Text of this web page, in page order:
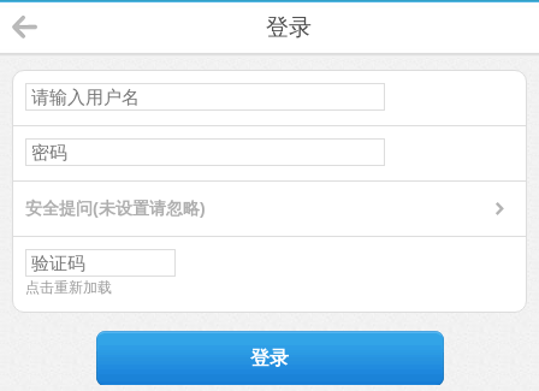
登录
安全提问(未设置请忽略)
点击重新加载
登录